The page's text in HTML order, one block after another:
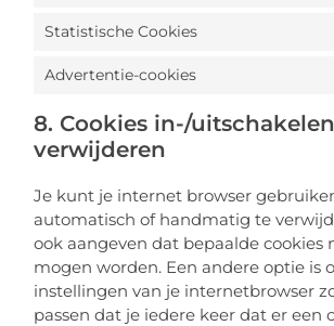
Statistische Cookies
Advertentie-cookies
8. Cookies in-/
verwijderen
Je kunt je internet browser
automatisch of handmatig te
ook aangeven dat bepaalde cookies
mogen worden. Een andere optie is
instellingen van je internetbrowser
passen dat je iedere keer dat er een